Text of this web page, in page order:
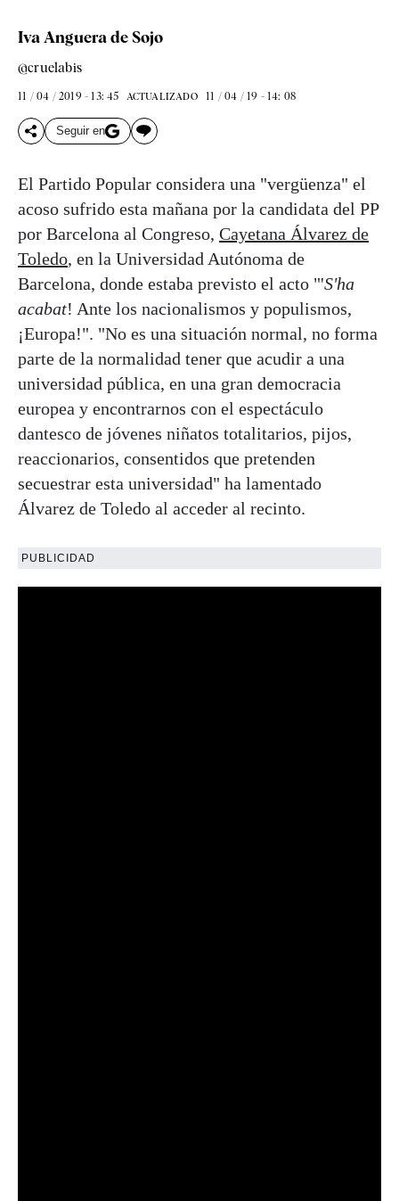
Iva Anguera de Sojo
@cruelabis
11 / 04 / 2019 - 13: 45 ACTUALIZADO 11 / 04 / 19 - 14: 08
Seguir en
El Partido Popular considera una "vergüenza" el
acoso sufrido esta mañana por la candidata del PP
por Barcelona al Congreso, Cayetana Álvarez de
Toledo, en la Universidad Autónoma de
Barcelona, donde estaba previsto el acto "'S'ha
acabat! Ante los nacionalismos y populismos,
¡Europa!". "No es una situación normal, no forma
parte de la normalidad tener que acudir a una
universidad pública, en una gran democracia
europea y encontrarnos con el espectáculo
dantesco de jóvenes niñatos totalitarios, pijos,
reaccionarios, consentidos que pretenden
secuestrar esta universidad" ha lamentado
Álvarez de Toledo al acceder al recinto.
PUBLICIDAD